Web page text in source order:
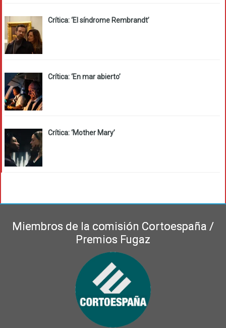
Crítica: ‘El síndrome Rembrandt’
Crítica: ‘En mar abierto’
Crítica: ‘Mother Mary’
Miembros de la comisión Cortoespaña /
Premios Fugaz